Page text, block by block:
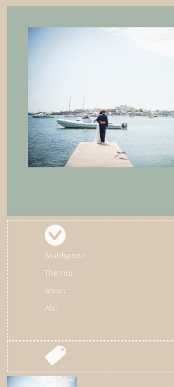
Bruidspaar:
Thema:
Waar:
Als: